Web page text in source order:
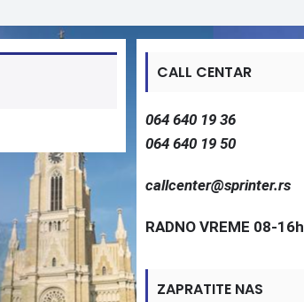
CALL CENTAR
064 640 19 36
064 640 19 50
callcenter@sprinter.rs
RADNO VREME 08-16h
ZAPRATITE NAS